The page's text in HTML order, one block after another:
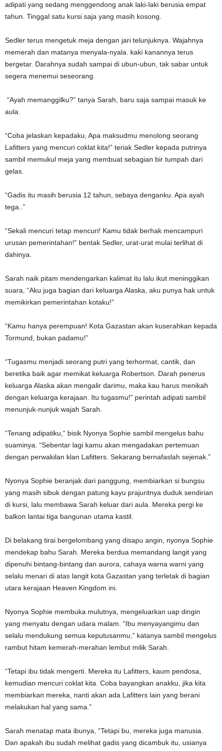
adipati yang sedang menggendong anak laki-laki berusia empat
tahun. Tinggal satu kursi saja yang masih kosong.
Sedler terus mengetuk meja dengan jari telunjuknya. Wajahnya
memerah dan matanya menyala-nyala. kaki kanannya terus
bergetar. Darahnya sudah sampai di ubun-ubun, tak sabar untuk
segera menemui seseorang.
“Ayah memanggilku?” tanya Sarah, baru saja sampai masuk ke
aula.
“Coba jelaskan kepadaku, Apa maksudmu menolong seorang
Lafitters yang mencuri coklat kita!” teriak Sedler kepada putrinya
sambil memukul meja yang membuat sebagian bir tumpah dari
gelas.
“Gadis itu masih berusia 12 tahun, sebaya denganku. Apa ayah
tega..”
“Sekali mencuri tetap mencuri! Kamu tidak berhak mencampuri
urusan pemerintahan!” bentak Sedler, urat-urat mulai terlihat di
dahinya.
Sarah naik pitam mendengarkan kalimat itu lalu ikut meninggikan
suara, “Aku juga bagian dari keluarga Alaska, aku punya hak untuk
memikirkan pemerintahan kotaku!”
“Kamu hanya perempuan! Kota Gazastan akan kuserahkan kepada
Tormund, bukan padamu!”
“Tugasmu menjadi seorang putri yang terhormat, cantik, dan
beretika baik agar memikat keluarga Robertson. Darah penerus
keluarga Alaska akan mengalir darimu, maka kau harus menikah
dengan keluarga kerajaan. Itu tugasmu!” perintah adipati sambil
menunjuk-nunjuk wajah Sarah.
“Tenang adipatiku,“ bisik Nyonya Sophie sambil mengelus bahu
suaminya. “Sebentar lagi kamu akan mengadakan pertemuan
dengan perwakilan klan Lafitters. Sekarang bernafaslah sejenak.”
Nyonya Sophie beranjak dari panggung, membiarkan si bungsu
yang masih sibuk dengan patung kayu prajuritnya duduk sendirian
di kursi, lalu membawa Sarah keluar dari aula. Mereka pergi ke
balkon lantai tiga bangunan utama kastil.
Di belakang tirai bergelombang yang disapu angin, nyonya Sophie
mendekap bahu Sarah. Mereka berdua memandang langit yang
dipenuhi bintang-bintang dan aurora, cahaya warna warni yang
selalu menari di atas langit kota Gazastan yang terletak di bagian
utara kerajaan Heaven Kingdom ini.
Nyonya Sophie membuka mulutnya, mengeluarkan uap dingin
yang menyatu dengan udara malam. “Ibu menyayangimu dan
selalu mendukung semua keputusanmu,” katanya sambil mengelus
rambut hitam kemerah-merahan lembut milik Sarah.
“Tetapi ibu tidak mengerti. Mereka itu Lafitters, kaum pendosa,
kemudian mencuri coklat kita. Coba bayangkan anakku, jika kita
membiarkan mereka, nanti akan ada Lafitters lain yang berani
melakukan hal yang sama.”
Sarah menatap mata ibunya, “Tetapi bu, mereka juga manusia.
Dan apakah ibu sudah melihat gadis yang dicambuk itu, usianya